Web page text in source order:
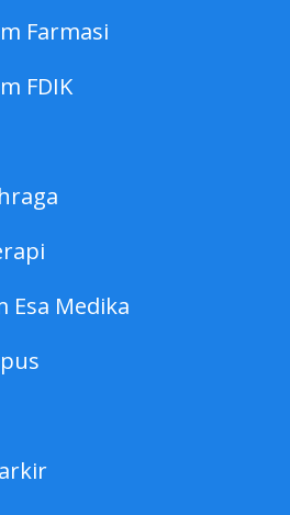
22596026
Boulevard No. 2,
Farmasi
FDIK
Esa Medika